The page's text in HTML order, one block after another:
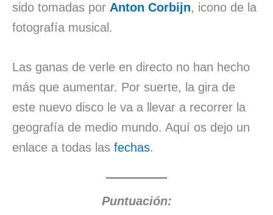
sido tomadas por Anton Corbijn, icono de la
fotografía musical.
Las ganas de verle en directo no han hecho
más que aumentar. Por suerte, la gira de
este nuevo disco le va a llevar a recorrer la
geografía de medio mundo. Aquí os dejo un
enlace a todas las fechas.
Puntuación: